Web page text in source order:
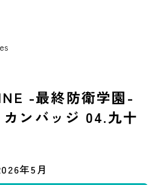
-最終防衛学園-
ンバッジ 04.九十
年5月